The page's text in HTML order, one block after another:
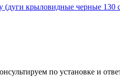
крыловидные черные 130
по установке и